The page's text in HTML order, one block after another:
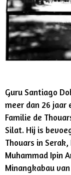
Guru Santiago
meer dan 26 jaar
Familie de
Silat. Hij is
Thouars in
Muhammad Ipin
Minangkabau van